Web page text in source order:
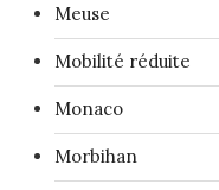
Meuse
Mobilité réduite
Monaco
Morbihan